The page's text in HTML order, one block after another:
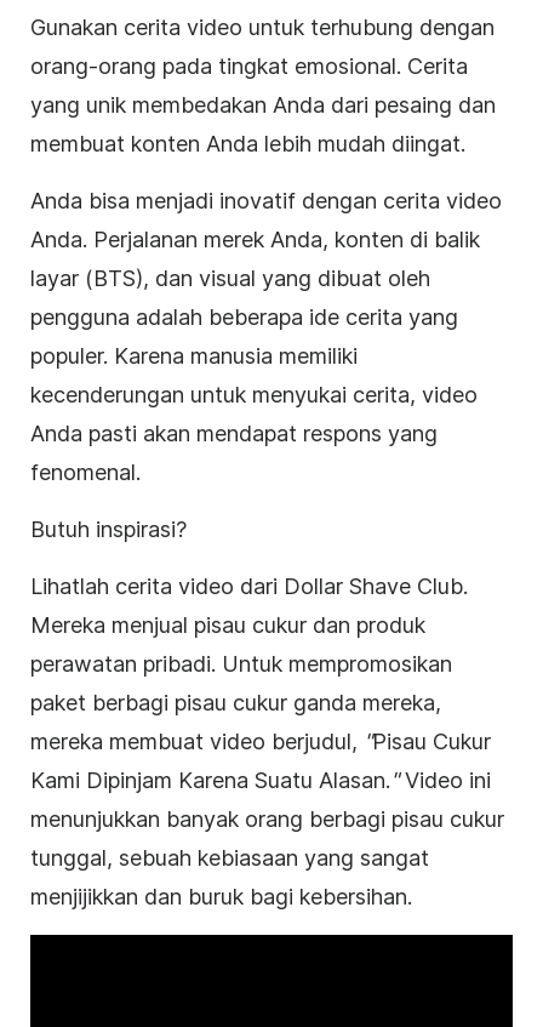
Gunakan cerita video untuk terhubung dengan
orang-orang pada tingkat emosional. Cerita
yang unik membedakan Anda dari pesaing dan
membuat konten Anda lebih mudah diingat.
Anda bisa menjadi inovatif dengan cerita video
Anda. Perjalanan merek Anda, konten di balik
layar (BTS), dan visual yang dibuat oleh
pengguna adalah beberapa ide cerita yang
populer. Karena manusia memiliki
kecenderungan untuk menyukai cerita, video
Anda pasti akan mendapat respons yang
fenomenal.
Butuh inspirasi?
Lihatlah cerita video dari Dollar Shave Club.
Mereka menjual pisau cukur dan produk
perawatan pribadi. Untuk mempromosikan
paket berbagi pisau cukur ganda mereka,
mereka membuat video berjudul, "Pisau Cukur
Kami Dipinjam Karena Suatu Alasan."Video ini
menunjukkan banyak orang berbagi pisau cukur
tunggal, sebuah kebiasaan yang sangat
menjijikkan dan buruk bagi kebersihan.